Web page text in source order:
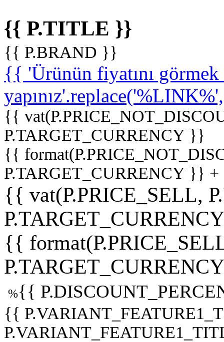
{{ P.TITLE }}
{{ P.BRAND }}
{{ 'Ürünün fiyatını
{{
P.TARGET_CURRENCY }}
{{
P.TARGET_CURRENCY }}
{{ vat(P.PRICE_SELL,
{{
%{{
{{